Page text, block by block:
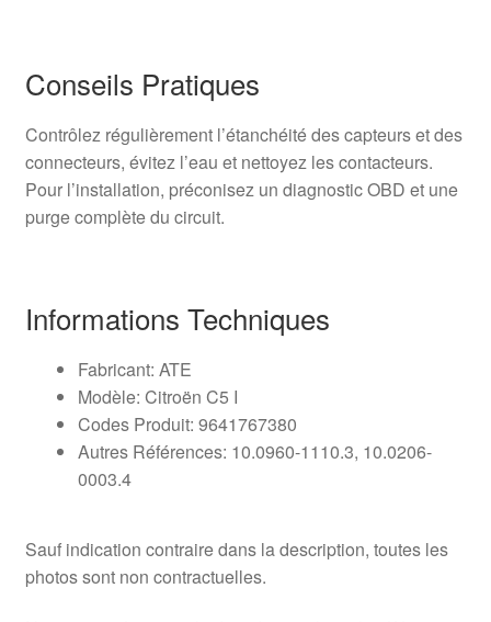
Conseils Pratiques
Contrôlez régulièrement l’étanchéité des capteurs et des
connecteurs, évitez l’eau et nettoyez les contacteurs.
Pour l’installation, préconisez un diagnostic OBD et une
purge complète du circuit.
Informations Techniques
Fabricant: ATE
Modèle: Citroën C5 I
Codes Produit: 9641767380
Autres Références: 10.0960-1110.3, 10.0206-
0003.4
Sauf indication contraire dans la description, toutes les
photos sont non contractuelles.